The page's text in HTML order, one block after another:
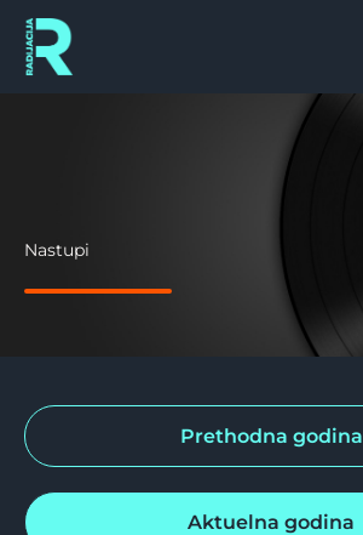
content
Nastupi
Prethodna godina
Aktuelna godina